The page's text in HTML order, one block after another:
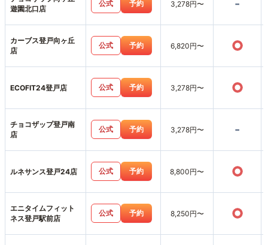
遊園北口店
公式 予約 3,278円〜 -
カーブス登戸向ヶ丘
店
公式 予約 6,820円〜 ○
ECOFIT24登戸店 公式 予約 3,278円〜 ○
チョコザップ登戸南
店
公式 予約 3,278円〜 -
ルネサンス登戸24店 公式 予約 8,800円〜 ○
エニタイムフィット
ネス登戸駅前店
公式 予約 8,250円〜 ○